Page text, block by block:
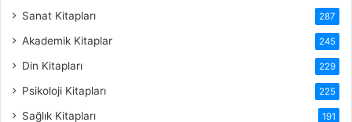
Sanat Kitapları 287
Akademik Kitaplar 245
Din Kitapları 229
Psikoloji Kitapları 225
Sağlık Kitapları 191